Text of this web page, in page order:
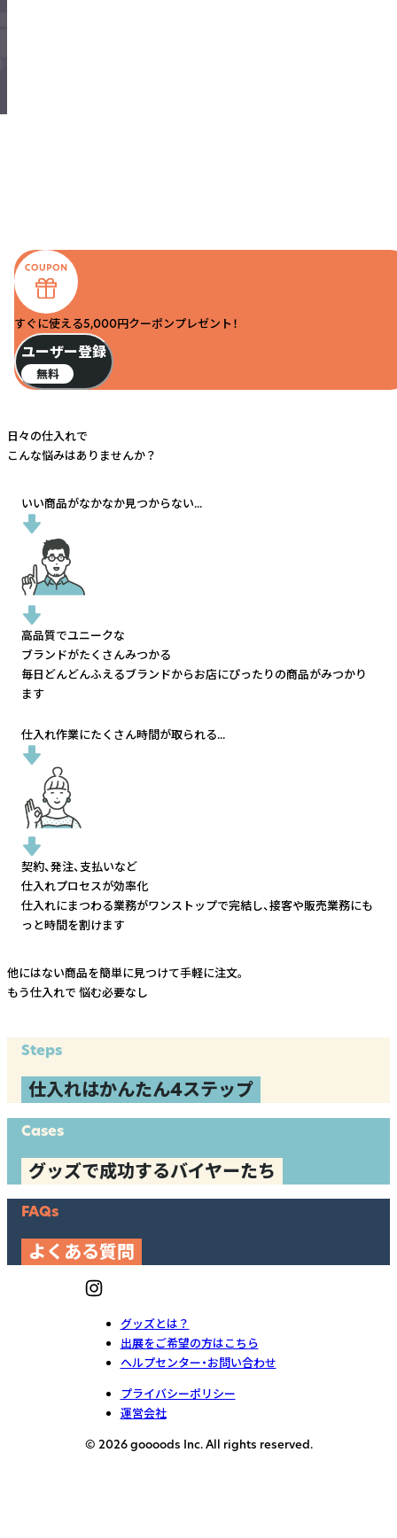
すぐに使える5,000円クーポンプレゼント！
ユーザー登録
無料
日々の仕入れで
こんな悩みはありませんか？
いい商品がなかなか見つからない...
高品質でユニークな
ブランドがたくさんみつかる
毎日どんどんふえるブランドからお店にぴったりの商品がみつかり
ます
仕入れ作業にたくさん時間が取られる...
契約、発注、支払いなど
仕入れプロセスが効率化
仕入れにまつわる業務がワンストップで完結し、接客や販売業務にも
っと時間を割けます
他にはない商品を簡単に見つけて手軽に注文。
もう仕入れで 悩む必要なし
Steps
仕入れはかんたん4ステップ
Cases
グッズで成功するバイヤーたち
FAQs
よくある質問
グッズとは？
出展をご希望の方はこちら
ヘルプセンター・お問い合わせ
プライバシーポリシー
運営会社
© 2026 goooods Inc. All rights reserved.